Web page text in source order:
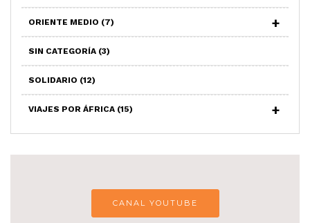
ORIENTE MEDIO (7)
SIN CATEGORÍA (3)
SOLIDARIO (12)
VIAJES POR ÁFRICA (15)
CANAL YOUTUBE